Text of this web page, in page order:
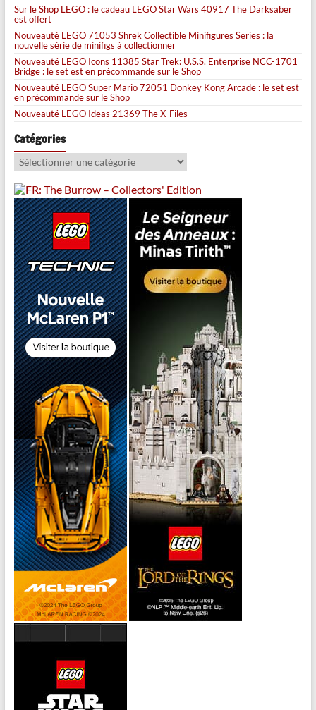
Sur le Shop LEGO : le cadeau LEGO Star Wars 40917 The Darksaber
est offert
Nouveauté LEGO 71053 Shrek Collectible Minifigures Series : la
nouvelle série de minifigs à collectionner
Nouveauté LEGO Icons 11385 Star Trek: U.S.S. Enterprise NCC-1701
Bridge : le set est en précommande sur le Shop
Nouveauté LEGO Super Mario 72051 Donkey Kong Arcade : le set est
en précommande sur le Shop
Nouveauté LEGO Ideas 21369 The X-Files
Catégories
Catégories